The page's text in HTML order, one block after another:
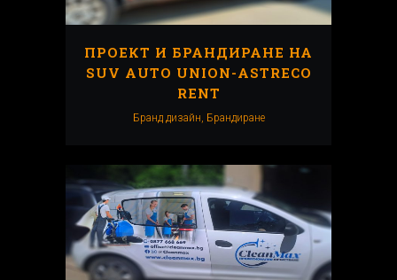
ПРОЕКТ И БРАНДИРАНЕ НА
SUV AUTO UNION-ASTRECO
RENT
Бранд дизайн, Брандиранe